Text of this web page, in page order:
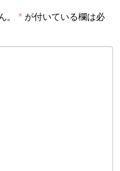
。 * が付いている欄は必